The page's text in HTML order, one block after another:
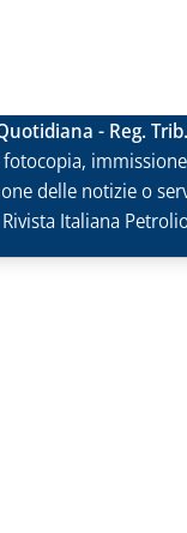
- Reg.
delle notizie o
Rivista Italiana